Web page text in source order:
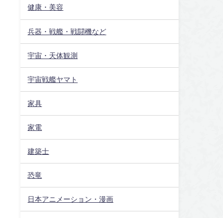
健康・美容
兵器・戦艦・戦闘機など
宇宙・天体観測
宇宙戦艦ヤマト
家具
家電
建築士
恐竜
日本アニメーション・漫画